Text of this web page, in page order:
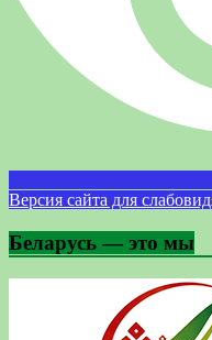
Версия сайта для
Беларусь — это мы